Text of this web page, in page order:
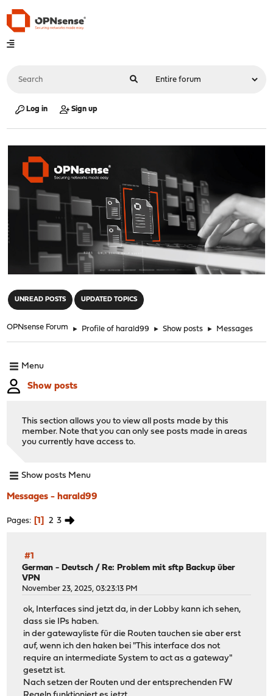
Log in Sign up
UNREAD POSTS UPDATED TOPICS
OPNsense Forum ► Profile of harald99 ► Show posts ► Messages
Menu
Show posts
This section allows you to view all posts made by this
member. Note that you can only see posts made in areas
you currently have access to.
Show posts Menu
Messages - harald99
Pages 1 2 3
#1
German - Deutsch / Re: Problem mit sftp Backup über
VPN
November 23, 2025, 03:23:13 PM
ok, Interfaces sind jetzt da, in der Lobby kann ich sehen,
dass sie IPs haben.
in der gatewayliste für die Routen tauchen sie aber erst
auf, wenn ich den haken bei "This interface dos not
require an intermediate System to act as a gateway"
gesetzt ist.
Nach setzen der Routen und der entsprechenden FW